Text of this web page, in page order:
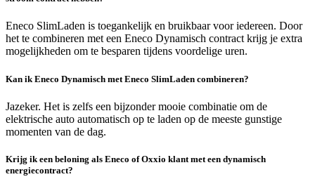
Eneco SlimLaden is toegankelijk en bruikbaar voor iedereen. Door
het te combineren met een Eneco Dynamisch contract krijg je extra
mogelijkheden om te besparen tijdens voordelige uren.
Kan ik Eneco Dynamisch met Eneco SlimLaden combineren?
Jazeker. Het is zelfs een bijzonder mooie combinatie om de
elektrische auto automatisch op te laden op de meeste gunstige
momenten van de dag.
Krijg ik een beloning als Eneco of Oxxio klant met een dynamisch
energiecontract?